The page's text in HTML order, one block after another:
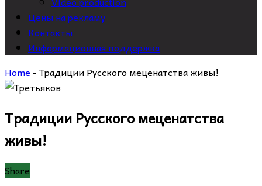
Цены на рекламу
Контакты
Информационная поддержка
Home-Традиции Русского меценатства живы!
Традиции Русского меценатства
живы!
Share